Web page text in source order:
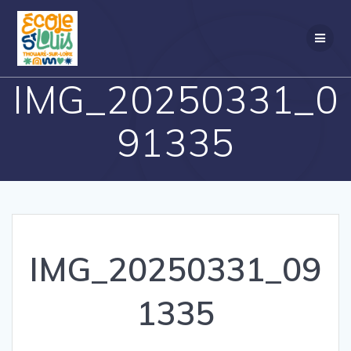
IMG_20250331_0
91335
IMG_20250331_09
1335